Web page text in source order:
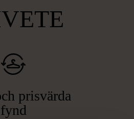
prisvärda
fynd